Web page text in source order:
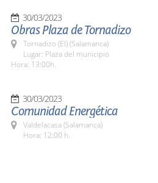
30/03/2023
Obras Plaza de Tornadizo
Tornadizo (El) (Salamanca)
Lugar: Plaza del municipio
Hora: 13:00h.
30/03/2023
Comunidad Energética
Valdelacasa (Salamanca)
Hora: 12:00 h.